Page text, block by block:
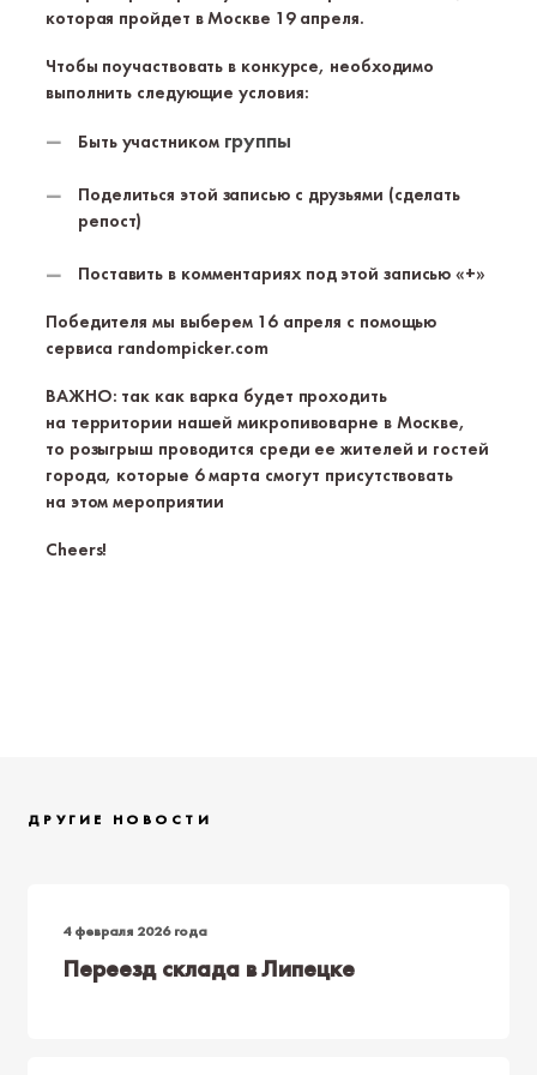
которая пройдет в Москве 19 апреля.
Чтобы поучаствовать в конкурсе, необходимо
выполнить следующие условия:
Быть участником группы
Поделиться этой записью с друзьями (сделать
репост)
Поставить в комментариях под этой записью «+»
Победителя мы выберем 16 апреля с помощью
сервиса randompicker.com
ВАЖНО: так как варка будет проходить
на территории нашей микропивоварне в Москве,
то розыгрыш проводится среди ее жителей и гостей
города, которые 6 марта смогут присутствовать
на этом мероприятии
Cheers!
ДРУГИЕ НОВОСТИ
4 февраля 2026 года
Переезд склада в Липецке